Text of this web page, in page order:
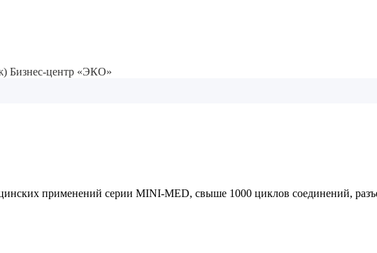
Бизнес-центр «ЭКО»
применений серии MINI-MED, свыше 1000 циклов соединений,